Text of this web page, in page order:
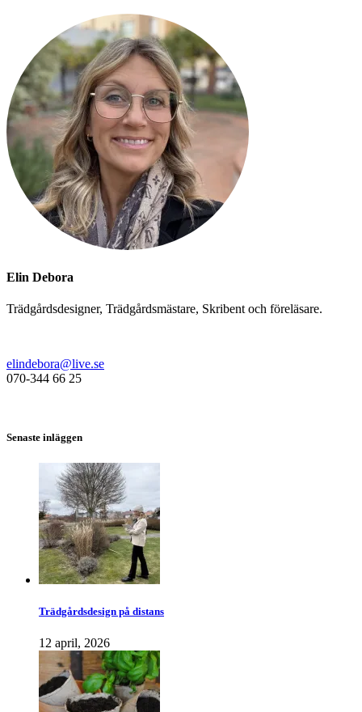
Elin Debora
Trädgårdsdesigner, Trädgårdsmästare, Skribent och föreläsare.
elindebora@live.se
070-344 66 25
Senaste inläggen
Trädgårdsdesign på distans
12 april, 2026